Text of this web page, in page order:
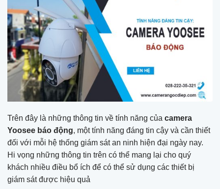
Trên đây là những thông tin về tính năng của camera
Yoosee báo động, một tính năng đáng tin cậy và cần thiết
đối với mỗi hệ thống giám sát an ninh hiện đại ngày nay.
Hi vọng những thông tin trên có thể mang lại cho quý
khách nhiều điều bổ ích để có thể sử dụng các thiết bị
giám sát được hiệu quả